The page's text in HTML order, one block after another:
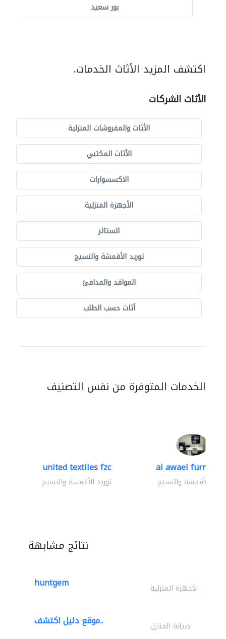
بور سعيد
اكتشف المزيد الأثاث الخدمات.
الأثاث الشركات
الأثاث والمفروشات المنزلية
الأثاث المكتبي
الاكسسوارات
الأجهزة المنزلية
الستائر
توريد الأقمشة والنسيج
المواقد والمدافئ
أثاث حسب الطلب
الخدمات المتوفرة من نفس التصنيف
united textiles fzc
توريد الأقمشة والنسيج
al awael
الأقمشة والنسيج
نتائج مشابهة
huntgem الأجهزة المنزلية
موقع دليل اكتشف.. صيانة المنازل